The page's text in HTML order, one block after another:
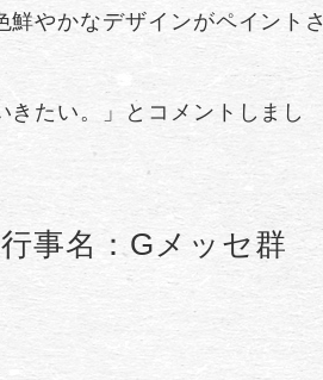
やかなデザインがペイントさ
たい。」とコメントしまし
事名：Gメッセ群